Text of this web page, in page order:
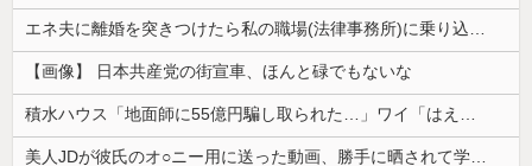
【画像】 日本共産党の街宣車、ほんと碌でもないな